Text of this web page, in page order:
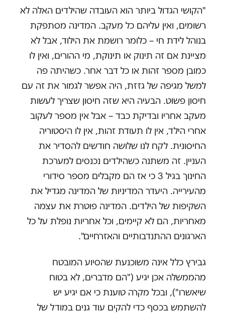
"הקושי הגדול ביותר הוא העובדה שהילדים האלה לא
רשומים, ואין עליהם כל מעקב. המדינה מסתפקת
בנוהל לידת חי – כלומר רושמת את הילוד, אבל לא
מציינת אם זה תינוק או תינוקת, מי ההורים, ואין לו
כמובן מספר זהות או כל דבר אחר. כשהיתה פה
למשל מגיפה של גזזת, היה אפשר לגמור את זה עם
חיסון פשוט. הבעיה היא שזה חיסון שצריך לעשות
מעקב אחריו ובדיקת כבד – אבל אין מספר לעקוב
אחרי הילד, אין לו תעודת זהות, אין לו היסטוריה
החיסונית. לקח לנו שלושה חודשים להסדיר את
העניין. זה משתנה כשהילדים נכנסים למערכת
החינוך בגיל 3 כי אז הם מקבלים מספר סידורי
מהעירייה. היעדר המדיניות של המדינה מגדיל את
השקיפות של הילדים. המדינה פוטרת את עצמה
מאחריות, הם לא קיימים, וכל אחריות נופלת על כל
הארגונים ההתנדבותיים והאזרחיים".
גבירץ כלל אינה משוכנעת שהסיוע המובטח
מהממשלה אכן יגיע ("הם מדברים, לא בטוח
שיאשרו"), ובכל מקרה טוענת כי אם יגיע יש
להשתמש בכסף כדי להקים עוד גנים במודל של